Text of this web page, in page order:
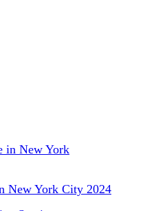
New York City 2024